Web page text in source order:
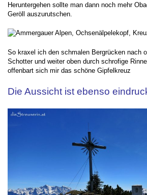
Heruntergehen sollte man dann noch mehr
Geröll auszurutschen.
So kraxel ich den schmalen Bergrücken nach
Schotter und weiter oben durch schrofige
offenbart sich mir das schöne Gipfelkreuz
Die Aussicht ist ebenso